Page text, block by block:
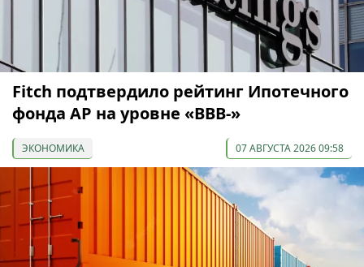
Fitch подтвердило рейтинг Ипотечного
фонда АР на уровне «BBB-»
ЭКОНОМИКА 07 АВГУСТА 2026 09:58